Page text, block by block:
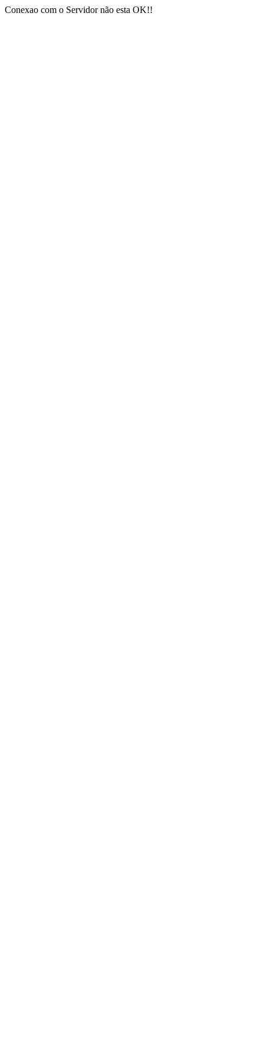
Conexao com o Servidor não esta OK!!